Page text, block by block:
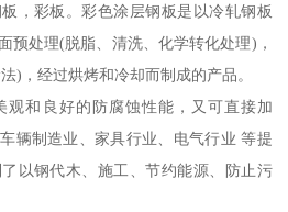
，彩板。彩色涂层钢板是以冷轧钢板
预处理(脱脂、清洗、化学转化处理)，
)，经过烘烤和冷却而制成的产品。
观和良好的防腐蚀性能，又可直接加
辆制造业、家具行业、电气行业 等提
以钢代木、施工、节约能源、防止污